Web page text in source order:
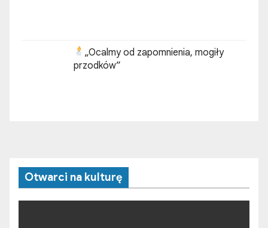
„Ocalmy od zapomnienia, mogiły
przodków”
Otwarci na kulturę